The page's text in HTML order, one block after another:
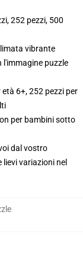
252 pezzi, 500
vibrante
l'immagine puzzle
6+, 252 pezzi per
per bambini sotto
dal vostro
variazioni nel